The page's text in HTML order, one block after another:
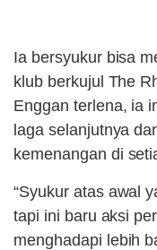
Ia bersyukur bisa
klub berkujul The
Enggan terlena, ia
laga selanjutnya
kemenangan di
“Syukur atas awal
tapi ini baru aksi
menghadapi lebih